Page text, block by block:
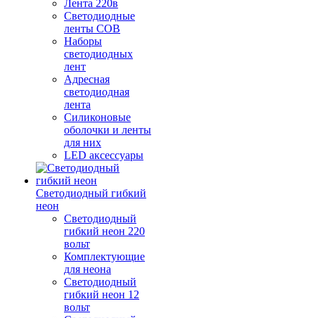
Лента 220в
Светодиодные
ленты COB
Наборы
светодиодных
лент
Адресная
светодиодная
лента
Силиконовые
оболочки и ленты
для них
LED аксессуары
Светодиодный гибкий
неон
Светодиодный
гибкий неон 220
вольт
Комплектующие
для неона
Светодиодный
гибкий неон 12
вольт